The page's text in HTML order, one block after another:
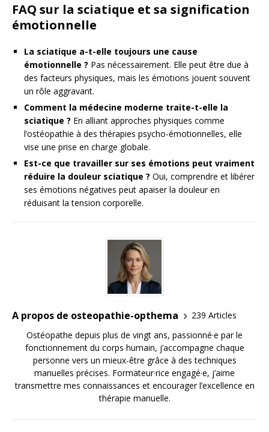
FAQ sur la sciatique et sa signification
émotionnelle
La sciatique a-t-elle toujours une cause
émotionnelle ? Pas nécessairement. Elle peut être due à
des facteurs physiques, mais les émotions jouent souvent
un rôle aggravant.
Comment la médecine moderne traite-t-elle la
sciatique ? En alliant approches physiques comme
l’ostéopathie à des thérapies psycho-émotionnelles, elle
vise une prise en charge globale.
Est-ce que travailler sur ses émotions peut vraiment
réduire la douleur sciatique ? Oui, comprendre et libérer
ses émotions négatives peut apaiser la douleur en
réduisant la tension corporelle.
A propos de osteopathie-opthema
239 Articles
Ostéopathe depuis plus de vingt ans, passionné·e par le
fonctionnement du corps humain, j’accompagne chaque
personne vers un mieux-être grâce à des techniques
manuelles précises. Formateur·rice engagé·e, j’aime
transmettre mes connaissances et encourager l’excellence en
thérapie manuelle.